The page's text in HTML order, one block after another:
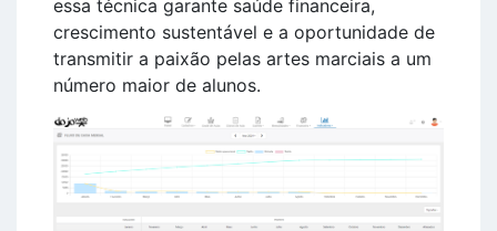
essa técnica garante saúde financeira,
crescimento sustentável e a oportunidade de
transmitir a paixão pelas artes marciais a um
número maior de alunos.